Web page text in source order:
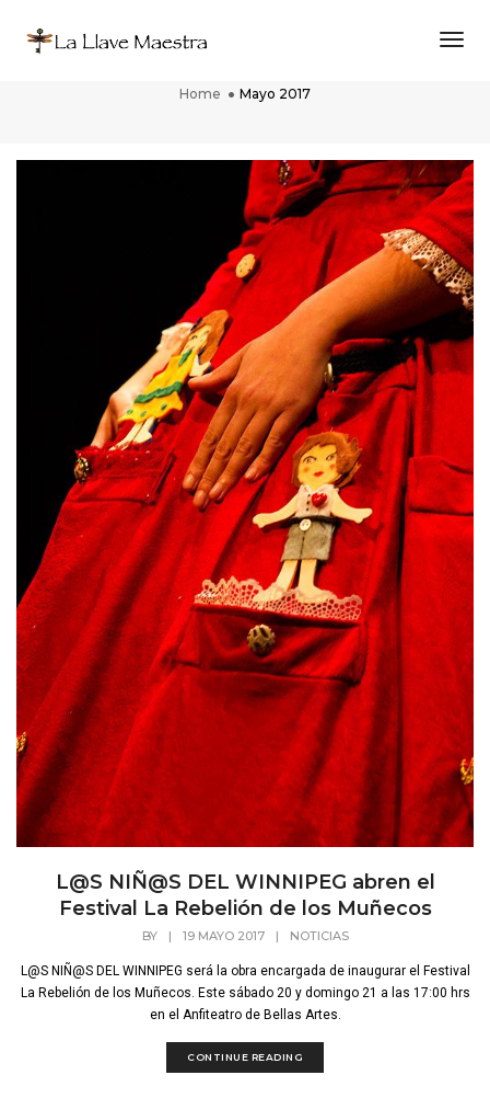
Mayo 2017
Home Mayo 2017
L@S NIÑ@S DEL WINNIPEG abren el
Festival La Rebelión de los Muñecos
BY | 19 MAYO 2017 | NOTICIAS
L@S NIÑ@S DEL WINNIPEG será la obra encargada de inaugurar el Festival
La Rebelión de los Muñecos. Este sábado 20 y domingo 21 a las 17:00 hrs
en el Anfiteatro de Bellas Artes.
CONTINUE READING